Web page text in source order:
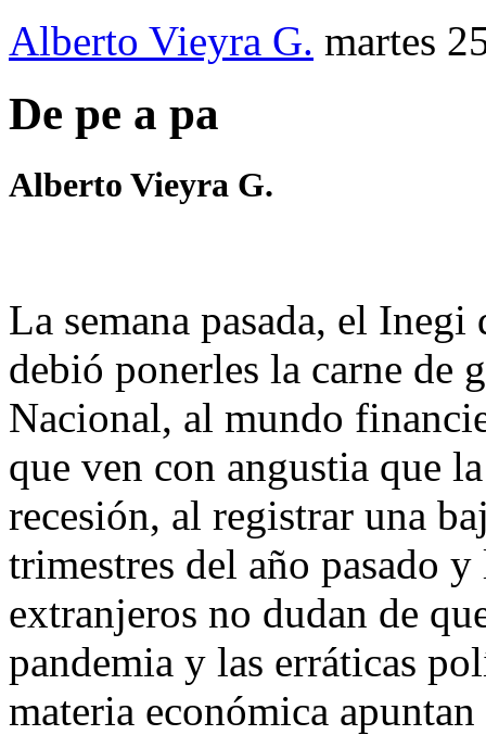
Alberto Vieyra G. martes
De pe a pa
Alberto Vieyra G.
La semana pasada, el
debió ponerles la carne
Nacional, al mundo
que ven con angustia que
recesión, al registrar una
trimestres del año pasado
extranjeros no dudan de
pandemia y las erráticas
materia económica